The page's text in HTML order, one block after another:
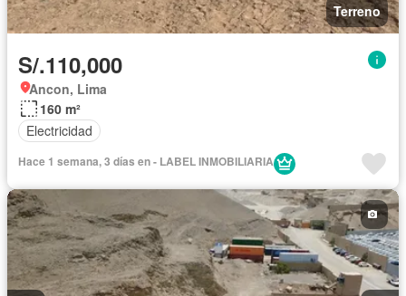
Terreno
S/.110,000
Ancon, Lima
160 m²
Electricidad
Hace 1 semana, 3 días en - LABEL INMOBILIARIA